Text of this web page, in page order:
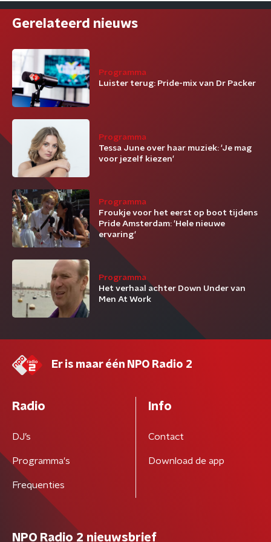
Gerelateerd nieuws
Programma
Luister terug: Pride-mix van Dr Packer
Programma
Tessa June over haar muziek: 'Je mag
voor jezelf kiezen'
Programma
Froukje voor het eerst op boot tijdens
Pride Amsterdam: 'Hele nieuwe
ervaring'
Programma
Het verhaal achter Down Under van
Men At Work
Er is maar één NPO Radio 2
Radio
DJ’s
Programma's
Frequenties
Info
Contact
Download de app
NPO Radio 2 nieuwsbrief